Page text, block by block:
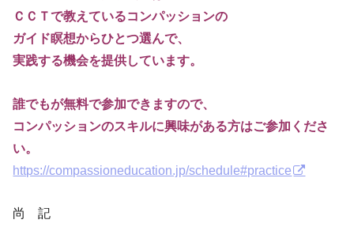
ＣＣＴで教えているコンパッションの
ガイド瞑想からひとつ選んで、
実践する機会を提供しています。
誰でもが無料で参加できますので、
コンパッションのスキルに興味がある方はご参加くださ
い。
https://compassioneducation.jp/schedule#practice
尚 記